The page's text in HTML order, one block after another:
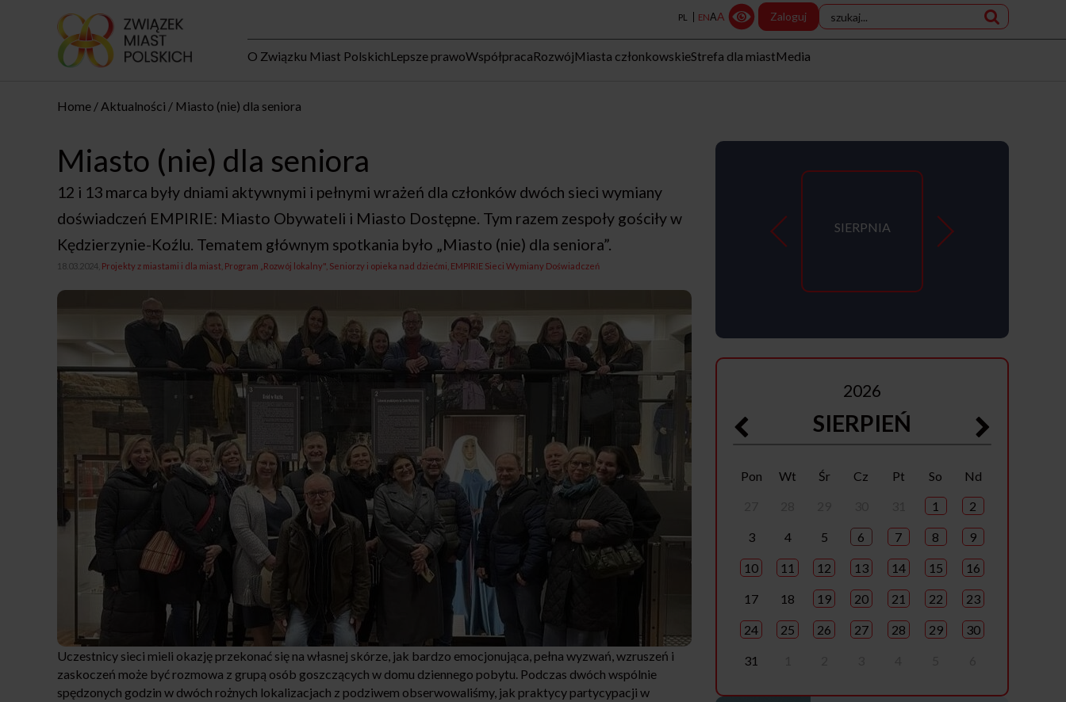
PL ENAA Zaloguj
O Związku Miast PolskichLepsze prawoWspółpracaRozwójMiasta członkowskieStrefa dla miastMedia
Home Aktualności Miasto (nie) dla seniora
Miasto (nie) dla seniora
12 i 13 marca były dniami aktywnymi i pełnymi wrażeń dla członków dwóch sieci wymiany
doświadczeń EMPIRIE: Miasto Obywateli i Miasto Dostępne. Tym razem zespoły gościły w
Kędzierzynie-Koźlu. Tematem głównym spotkania było „Miasto (nie) dla seniora”.
18.03.2024, Projekty z miastami i dla miast Program „Rozwój lokalny" Seniorzy i opieka nad dziećmi EMPIRIE Sieci Wymiany Doświadczeń
Uczestnicy sieci mieli okazję przekonać się na własnej skórze, jak bardzo emocjonująca, pełna wyzwań, wzruszeń i
zaskoczeń może być rozmowa z grupą osób goszczących w domu dziennego pobytu. Podczas dwóch wspólnie
spędzonych godzin w dwóch rożnych lokalizacjach z podziwem obserwowaliśmy, jak praktycy partycypacji w
SIERPNIA
2026
SIERPIEŃ
Pon Wt Śr Cz Pt So
Nd
1 2
3 4 5 6 7 8 9
10 11 12 13 14 15 16
17 18 19 20 21 22 23
24 25 26 27 28 29 30
31